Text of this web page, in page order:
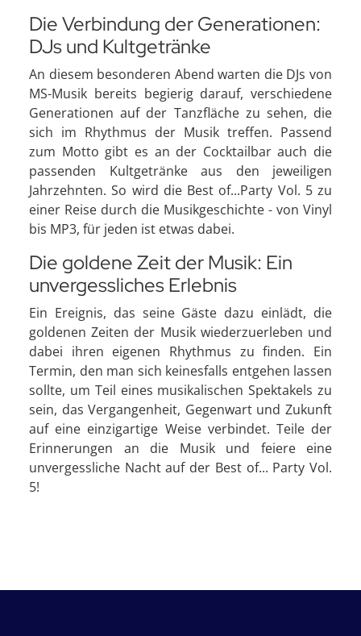
Die Verbindung der Generationen:
DJs und Kultgetränke
An diesem besonderen Abend warten die DJs von
MS-Musik bereits begierig darauf, verschiedene
Generationen auf der Tanzfläche zu sehen, die
sich im Rhythmus der Musik treffen. Passend
zum Motto gibt es an der Cocktailbar auch die
passenden Kultgetränke aus den jeweiligen
Jahrzehnten. So wird die Best of...Party Vol. 5 zu
einer Reise durch die Musikgeschichte - von Vinyl
bis MP3, für jeden ist etwas dabei.
Die goldene Zeit der Musik: Ein
unvergessliches Erlebnis
Ein Ereignis, das seine Gäste dazu einlädt, die
goldenen Zeiten der Musik wiederzuerleben und
dabei ihren eigenen Rhythmus zu finden. Ein
Termin, den man sich keinesfalls entgehen lassen
sollte, um Teil eines musikalischen Spektakels zu
sein, das Vergangenheit, Gegenwart und Zukunft
auf eine einzigartige Weise verbindet. Teile der
Erinnerungen an die Musik und feiere eine
unvergessliche Nacht auf der Best of... Party Vol.
5!